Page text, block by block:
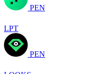
PEN
LPT
PEN